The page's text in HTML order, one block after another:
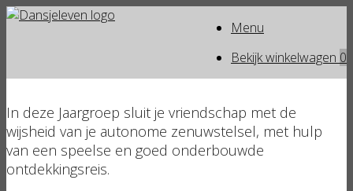
Ga
Menu
Bekijk
Bekijk winkelwagen 0
In deze Jaargroep sluit je vriendschap met de
wijsheid van je autonome zenuwstelsel, met hulp
van een speelse en goed onderbouwde
ontdekkingsreis.